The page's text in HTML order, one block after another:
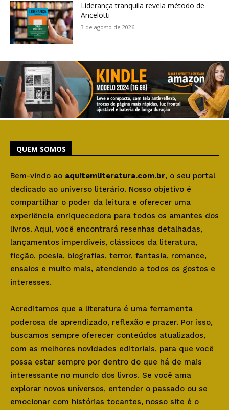
Liderança tranquila revela método de
Ancelotti
3 de agosto de 2026
QUEM SOMOS
Bem-vindo ao aquitemliteratura.com.br, o seu portal
dedicado ao universo literário. Nosso objetivo é
compartilhar o poder da leitura e oferecer uma
experiência enriquecedora para todos os amantes dos
livros. Aqui, você encontrará resenhas detalhadas,
lançamentos imperdíveis, clássicos da literatura,
ficção, poesia, biografias, terror, fantasia, romance,
ensaios e muito mais, atendendo a todos os gostos e
interesses.
Acreditamos que a literatura é uma ferramenta
poderosa de aprendizado, reflexão e prazer. Por isso,
buscamos sempre oferecer conteúdos atualizados,
com as melhores novidades editoriais, para que você
possa estar sempre por dentro do que há de mais
interessante no mundo dos livros. Se você ama
explorar novos universos, entender o passado ou se
emocionar com histórias tocantes, nosso site é o